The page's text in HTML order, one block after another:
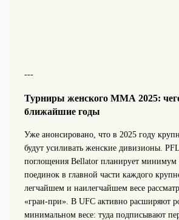
---
Турниры женского ММА 2025:
ближайшие годы
Уже анонсировано, что в 2025 году
будут усиливать женские дивизионы.
поглощения Bellator планирует
поединок в главной части каждого
легчайшем и наилегчайшем весе
«гран-при». В UFC активно расширяют
минимальном весе: туда подписывают